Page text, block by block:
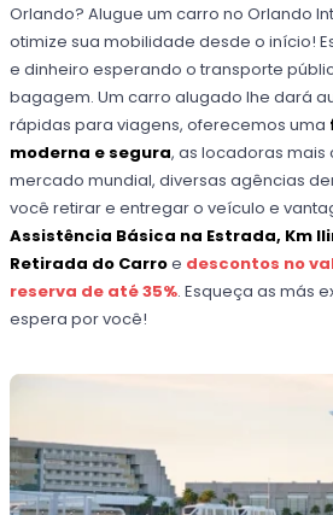
Orlando? Alugue um carro no Orlando
otimize sua mobilidade desde o início!
e dinheiro esperando o transporte
bagagem. Um carro alugado lhe dará
rápidas para viagens, oferecemos uma
moderna e segura, as locadoras
mercado mundial, diversas agências
você retirar e entregar o veículo e
Assistência Básica na Estrada, Km
Retirada do Carroe descontos no
reserva de até 35%. Esqueça as más
espera por você!